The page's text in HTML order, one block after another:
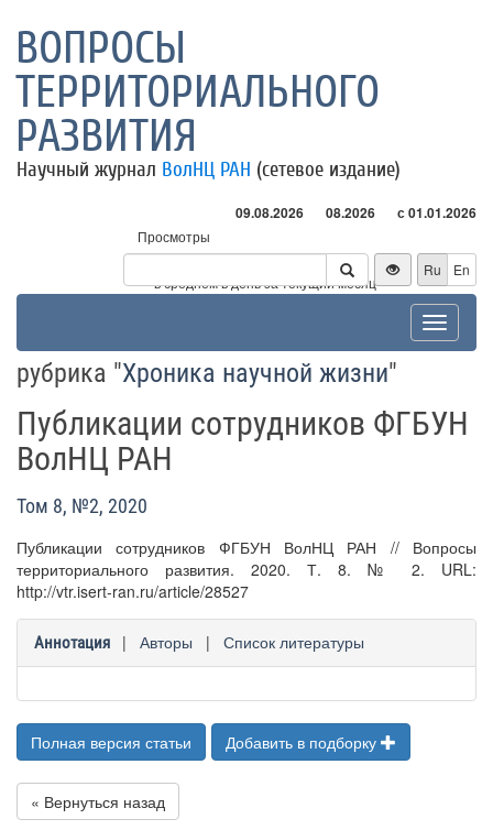
ВОПРОСЫ
ТЕРРИТОРИАЛЬНОГО
РАЗВИТИЯ
Научный журнал ВолНЦ РАН (сетевое издание)
09.08.2026 08.2026 с 01.01.2026
Просмотры
Посетители
* - в среднем в день за текущий месяц
Ru En
Toggle
рубрика "Хроника научной жизни"
Публикации сотрудников ФГБУН
ВолНЦ РАН
Том 8, №2, 2020
Публикации сотрудников ФГБУН ВолНЦ РАН // Вопросы
территориального развития. 2020. Т. 8. № 2. URL:
http://vtr.isert-ran.ru/article/28527
Аннотация | Авторы | Список литературы
Полная версия статьи Добавить в подборку
« Вернуться назад